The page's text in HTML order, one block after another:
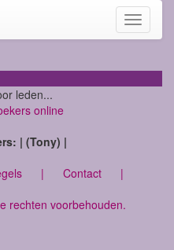
Toggle
leden...
online
| (Tony) |
| Contact |
rechten voorbehouden.